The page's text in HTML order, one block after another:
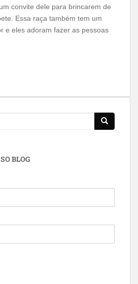
convite dele para brincarem de
Essa raça também tem um
e eles adoram fazer as pessoas
BLOG